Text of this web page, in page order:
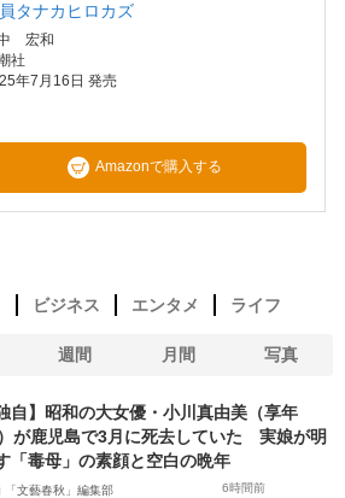
タナカヒロカズ
宏和
社
年7月16日 発売
Amazonで購入する
ビジネス エンタメ ライフ
週間 月間 写真
独自】昭和の大女優・小川真由美（享年
が鹿児島で3月に死去していた 実娘が明
「毒母」の素顔と空白の晩年
「文藝春秋」編集部 6時間前